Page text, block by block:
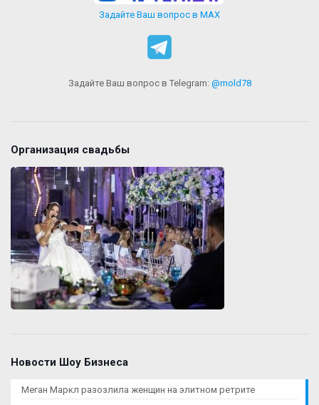
Задайте Ваш вопрос в MAX
Задайте Ваш вопрос в Telegram: @mold78
Организация свадьбы
Новости Шоу Бизнеса
Меган Маркл разозлила женщин на элитном ретрите